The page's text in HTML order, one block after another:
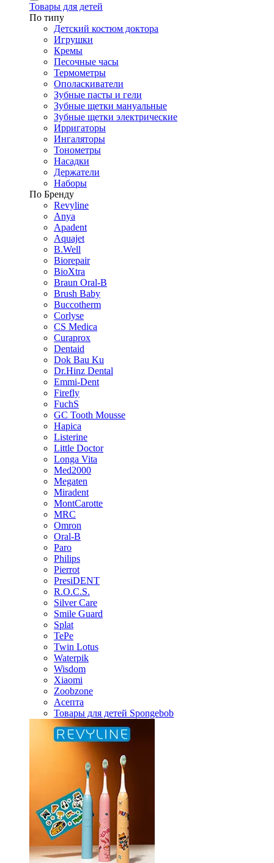
Товары для детей
По типу
Детский костюм доктора
Игрушки
Кремы
Песочные часы
Термометры
Ополаскиватели
Зубные пасты и гели
Зубные щетки мануальные
Зубные щетки электрические
Ирригаторы
Ингаляторы
Тонометры
Насадки
Держатели
Наборы
По Бренду
Revyline
Anya
Apadent
Aquajet
B.Well
Biorepair
BioXtra
Braun Oral-B
Brush Baby
Buccotherm
Corlyse
CS Medica
Curaprox
Dentaid
Dok Bau Ku
Dr.Hinz Dental
Emmi-Dent
Firefly
FuchS
GC Tooth Mousse
Hapica
Listerine
Little Doctor
Longa Vita
Med2000
Megaten
Miradent
MontCarotte
MRC
Omron
Oral-B
Paro
Philips
Pierrot
PresiDENT
R.O.C.S.
Silver Care
Smile Guard
Splat
TePe
Twin Lotus
Waterpik
Wisdom
Xiaomi
Zoobzone
Асепта
Товары для детей Spongebob